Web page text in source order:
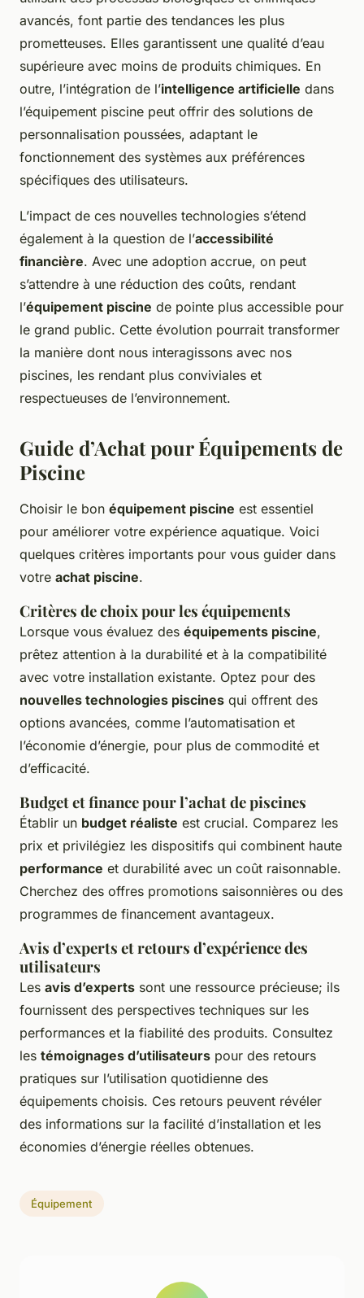
avancés, font partie des tendances les plus
prometteuses. Elles garantissent une qualité d’eau
supérieure avec moins de produits chimiques. En
outre, l’intégration de l’intelligence artificielle dans
l’équipement piscine peut offrir des solutions de
personnalisation poussées, adaptant le
fonctionnement des systèmes aux préférences
spécifiques des utilisateurs.
L’impact de ces nouvelles technologies s’étend
également à la question de l’accessibilité
financière. Avec une adoption accrue, on peut
s’attendre à une réduction des coûts, rendant
l’équipement piscine de pointe plus accessible pour
le grand public. Cette évolution pourrait transformer
la manière dont nous interagissons avec nos
piscines, les rendant plus conviviales et
respectueuses de l’environnement.
Guide d’Achat pour Équipements de
Piscine
Choisir le bon équipement piscine est essentiel
pour améliorer votre expérience aquatique. Voici
quelques critères importants pour vous guider dans
votre achat piscine.
Critères de choix pour les équipements
Lorsque vous évaluez des équipements piscine,
prêtez attention à la durabilité et à la compatibilité
avec votre installation existante. Optez pour des
nouvelles technologies piscines qui offrent des
options avancées, comme l’automatisation et
l’économie d’énergie, pour plus de commodité et
d’efficacité.
Budget et finance pour l’achat de piscines
Établir un budget réaliste est crucial. Comparez les
prix et privilégiez les dispositifs qui combinent haute
performance et durabilité avec un coût raisonnable.
Cherchez des offres promotions saisonnières ou des
programmes de financement avantageux.
Avis d’experts et retours d’expérience des
utilisateurs
Les avis d’experts sont une ressource précieuse; ils
fournissent des perspectives techniques sur les
performances et la fiabilité des produits. Consultez
les témoignages d’utilisateurs pour des retours
pratiques sur l’utilisation quotidienne des
équipements choisis. Ces retours peuvent révéler
des informations sur la facilité d’installation et les
économies d’énergie réelles obtenues.
Équipement